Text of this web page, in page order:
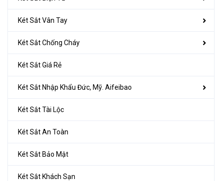
Két Sắt Vân Tay
Két Sắt Chống Cháy
Két Sắt Giá Rẻ
Két Sắt Nhập Khẩu Đức, Mỹ. Aifeibao
Két Sắt Tài Lộc
Két Sắt An Toàn
Két Sắt Bảo Mật
Két Sắt Khách Sạn